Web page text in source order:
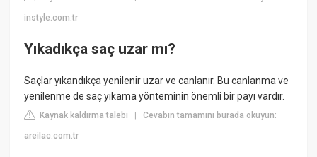
instyle.com.tr
Yıkadıkça saç uzar mı?
Saçlar yıkandıkça yenilenir uzar ve canlanır. Bu canlanma ve
yenilenme de saç yıkama yönteminin önemli bir payı vardır.
Kaynak kaldırma talebi |Cevabın tamamını burada okuyun:
areilac.com.tr